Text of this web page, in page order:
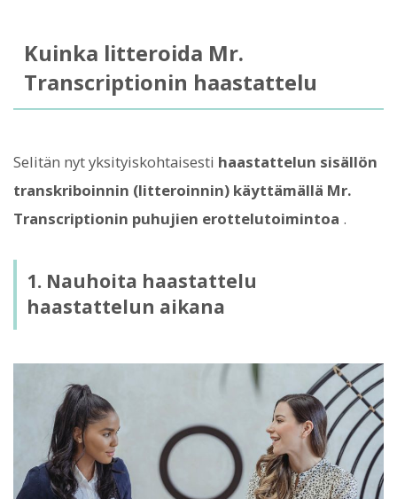
Kuinka litteroida Mr.
Transcriptionin haastattelu
Selitän nyt yksityiskohtaisesti haastattelun sisällön
transkriboinnin (litteroinnin) käyttämällä Mr.
Transcriptionin puhujien erottelutoimintoa .
1. Nauhoita haastattelu
haastattelun aikana